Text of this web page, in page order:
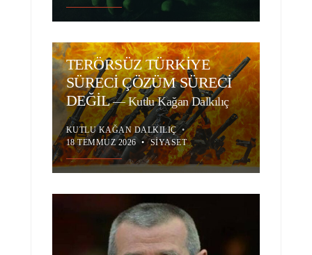
TERÖRSÜZ TÜRKİYE
SÜRECİ ÇÖZÜM SÜRECİ
DEĞİL—Kutlu Kağan Dalkılıç
KUTLU KAĞAN DALKILIÇ •
18 TEMMUZ 2026 • SIYASET